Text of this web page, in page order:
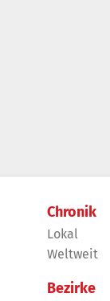
Chronik
Lokal
Weltweit
Bezirke